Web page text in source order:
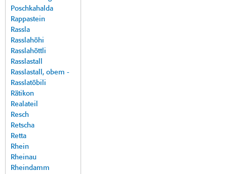
Poschkahalda
Rappastein
Rassla
Rasslahöhi
Rasslahöttli
Rasslastall
Rasslastall, obem -
Rasslatöbili
Rätikon
Realateil
Resch
Retscha
Retta
Rhein
Rheinau
Rheindamm